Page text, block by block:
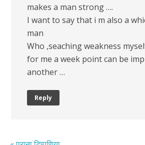
makes a man strong ….
I want to say that i m also a
man
Who ,seaching weakness
for me a week point can be
another …
Reply